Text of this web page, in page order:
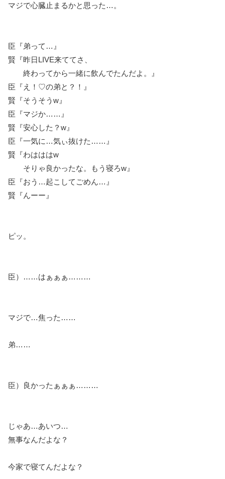
マジで心臓止まるかと思った…。
臣『弟って…』
賢『昨日LIVE来ててさ、
終わってから一緒に飲んでたんだよ。』
臣『え！♡の弟と？！』
賢『そうそうw』
臣『マジか……』
賢『安心した？w』
臣『一気に…気ぃ抜けた……』
賢『わはははw
そりゃ良かったな。もう寝ろw』
臣『おう…起こしてごめん…』
賢『んーー』
ピッ。
臣）……はぁぁぁ………
マジで…焦った……
弟……
臣）良かったぁぁぁ………
じゃあ…あいつ…
無事なんだよな？
今家で寝てんだよな？